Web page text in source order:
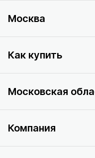
Москва
Как купить
Московская
Компания